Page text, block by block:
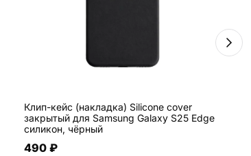
Клип-кейс (накладка) Silicone cover
закрытый для Samsung Galaxy S25 Edge
силикон, чёрный
490 ₽